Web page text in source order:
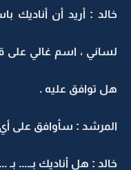
خالد : أريد أن أناديك
لساني ، اسم غالي على
هل توافق عليه .
المرشد : سأوافق على
خالد : هل أناديك بـ.... بـ